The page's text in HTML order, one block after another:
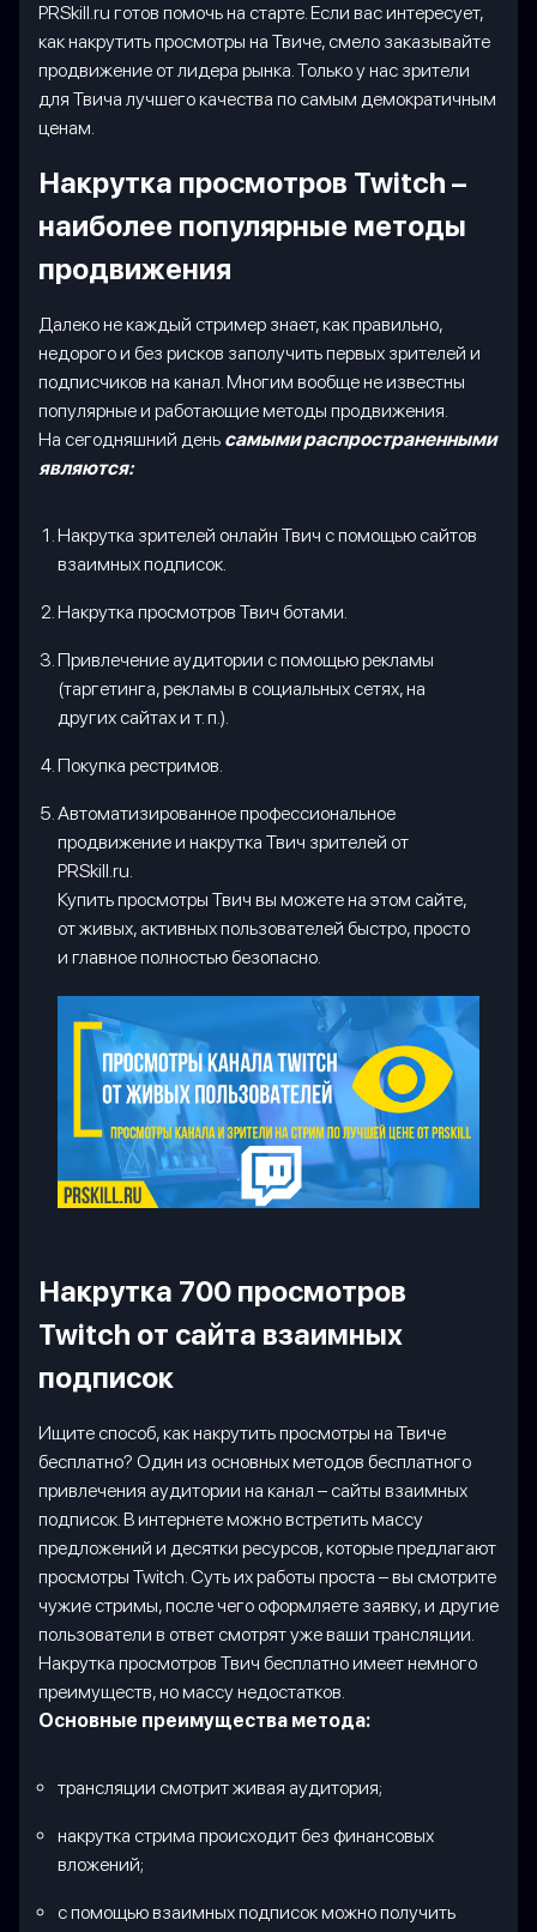
PRSkill.ru готов помочь на старте. Если вас интересует,
как накрутить просмотры на Твиче, смело заказывайте
продвижение от лидера рынка. Только у нас зрители
для Твича лучшего качества по самым демократичным
ценам.
Накрутка просмотров Twitch –
наиболее популярные методы
продвижения
Далеко не каждый стример знает, как правильно,
недорого и без рисков заполучить первых зрителей и
подписчиков на канал. Многим вообще не известны
популярные и работающие методы продвижения.
На сегодняшний день самыми распространенными
являются:
Накрутка зрителей онлайн Твич с помощью сайтов
взаимных подписок.
Накрутка просмотров Твич ботами.
Привлечение аудитории с помощью рекламы
(таргетинга, рекламы в социальных сетях, на
других сайтах и т. п.).
Покупка рестримов.
Автоматизированное профессиональное
продвижение и накрутка Твич зрителей от
PRSkill.ru.
Купить просмотры Твич вы можете на этом сайте,
от живых, активных пользователей быстро, просто
и главное полностью безопасно.
Накрутка 700 просмотров
Twitch от сайта взаимных
подписок
Ищите способ, как накрутить просмотры на Твиче
бесплатно? Один из основных методов бесплатного
привлечения аудитории на канал – сайты взаимных
подписок. В интернете можно встретить массу
предложений и десятки ресурсов, которые предлагают
просмотры Twitch. Суть их работы проста – вы смотрите
чужие стримы, после чего оформляете заявку, и другие
пользователи в ответ смотрят уже ваши трансляции.
Накрутка просмотров Твич бесплатно имеет немного
преимуществ, но массу недостатков.
Основные преимущества метода:
трансляции смотрит живая аудитория;
накрутка стрима происходит без финансовых
вложений;
с помощью взаимных подписок можно получить